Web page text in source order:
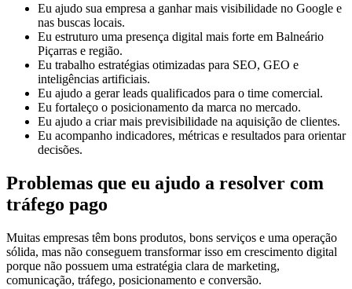
Eu ajudo sua empresa a ganhar mais visibilidade no Google e
nas buscas locais.
Eu estruturo uma presença digital mais forte em Balneário
Piçarras e região.
Eu trabalho estratégias otimizadas para SEO, GEO e
inteligências artificiais.
Eu ajudo a gerar leads qualificados para o time comercial.
Eu fortaleço o posicionamento da marca no mercado.
Eu ajudo a criar mais previsibilidade na aquisição de clientes.
Eu acompanho indicadores, métricas e resultados para orientar
decisões.
Problemas que eu ajudo a resolver com
tráfego pago
Muitas empresas têm bons produtos, bons serviços e uma operação
sólida, mas não conseguem transformar isso em crescimento digital
porque não possuem uma estratégia clara de marketing,
comunicação, tráfego, posicionamento e conversão.